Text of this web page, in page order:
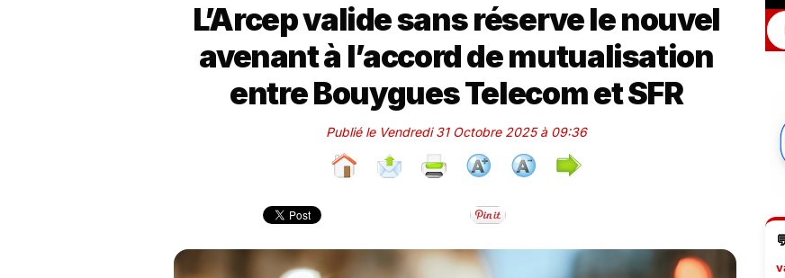
L’Arcep valide sans réserve le nouvel
avenant à l’accord de mutualisation
entre Bouygues Telecom et SFR
Publié le Vendredi 31 Octobre 2025 à 09:36